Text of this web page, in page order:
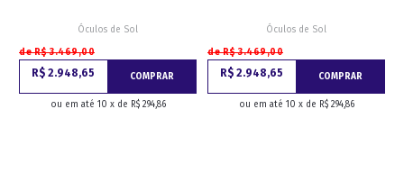
Óculos de Sol
de R$ 3.469,00
R$ 2.948,65 COMPRAR
ou em até 10 x de R$ 294,86
Óculos de Sol
de R$ 3.469,00
R$ 2.948,65 COMPRAR
ou em até 10 x de R$ 294,86